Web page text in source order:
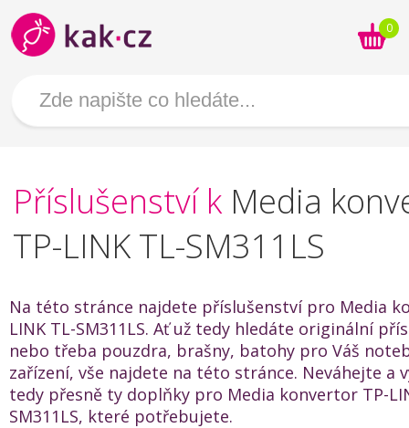
0
Příslušenství k Media
TP-LINK TL-SM311LS
Na této stránce najdete příslušenství pro Media
LINK TL-SM311LS. Ať už tedy hledáte originální
nebo třeba pouzdra, brašny, batohy pro Váš
zařízení, vše najdete na této stránce. Neváhejte a
tedy přesně ty doplňky pro Media konvertor TP-
SM311LS, které potřebujete.